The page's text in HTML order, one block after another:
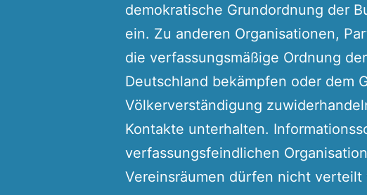
demokratische Grundordnung der
ein. Zu anderen Organisationen,
die verfassungsmäßige Ordnung
Deutschland bekämpfen oder dem
Völkerverständigung
Kontakte unterhalten.
verfassungsfeindlichen
Vereinsräumen dürfen nicht